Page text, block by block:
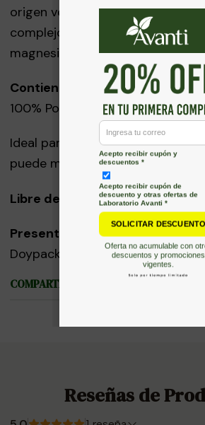
origen vegetalEs fuente natural
complejo B, minerales como el
magnesio, carotenoides y
Contiene:
100% Polen en granos
Ideal para agregar a jugos o
puede mezclarse con yogurt.
Libre de Aditivos.
Presentación:
Doypack 150g
COMPARTIR ESTE PRODUCTO
Reseñas de